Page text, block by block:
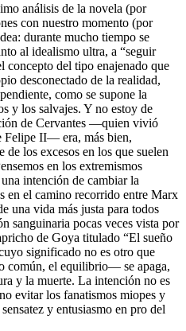
análisis de la novela (por
con nuestro momento (por
durante mucho tiempo se
al idealismo ultra, a “seguir
concepto del tipo enajenado que
desconectado de la realidad,
como se supone la
y los salvajes. Y no estoy de
de Cervantes —quien vivió
Felipe II— era, más bien,
de los excesos en los que suelen
en los extremismos
intención de cambiar la
en el camino recorrido entre Marx
una vida más justa para todos
sanguinaria pocas veces vista por
de Goya titulado “El sueño
significado no es otro que
común, el equilibrio— se apaga,
y la muerte. La intención no es
evitar los fanatismos miopes y
y entusiasmo en pro del